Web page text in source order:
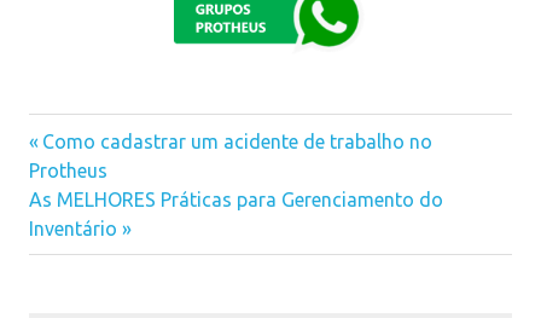
Navegação
de
Post
Previous
Post:
Como cadastrar um acidente de trabalho no
Protheus
Next
Post:
As MELHORES Práticas para Gerenciamento do
Inventário